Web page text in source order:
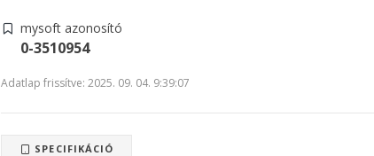
mysoft azonosító
0-3510954
Adatlap frissítve: 2025. 09. 04. 9:39:07
SPECIFIKÁCIÓ